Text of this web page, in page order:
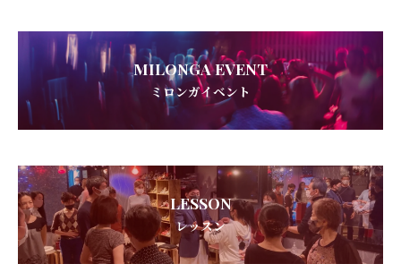
MILONGA EVENT
ミロンガイベント
LESSON
レッスン